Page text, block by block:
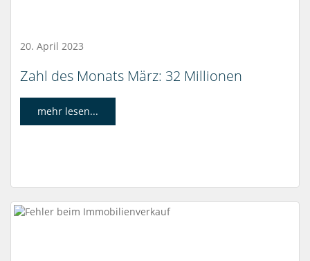
20. April 2023
Zahl des Monats März: 32 Millionen
mehr lesen...